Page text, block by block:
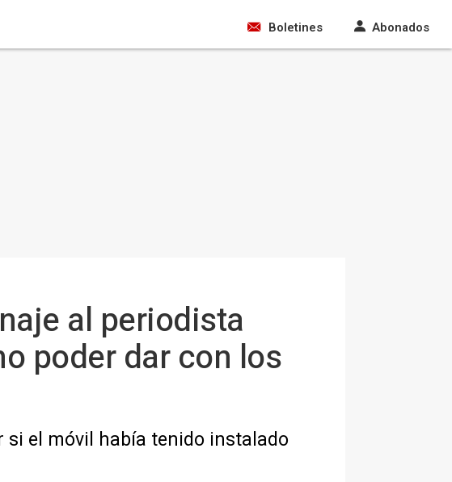
Boletines Abonados
al periodista
poder dar con los
el móvil había tenido instalado